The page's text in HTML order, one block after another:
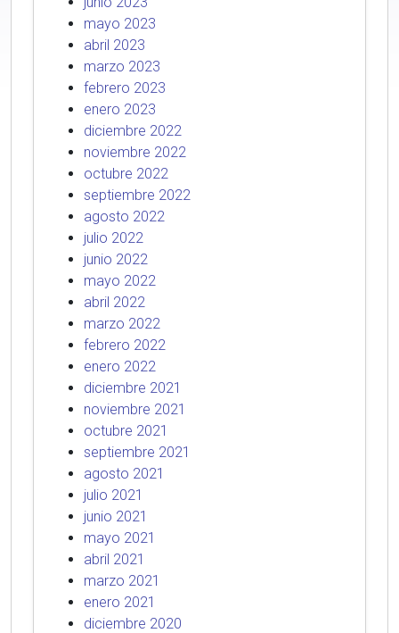
mayo 2023
abril 2023
marzo 2023
febrero 2023
enero 2023
diciembre 2022
noviembre 2022
octubre 2022
septiembre 2022
agosto 2022
julio 2022
junio 2022
mayo 2022
abril 2022
marzo 2022
febrero 2022
enero 2022
diciembre 2021
noviembre 2021
octubre 2021
septiembre 2021
agosto 2021
julio 2021
junio 2021
mayo 2021
abril 2021
marzo 2021
enero 2021
diciembre 2020